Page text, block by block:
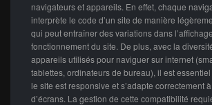
navigateurs et appareils. En effet, chaque
interprète le code d’un site de manière
qui peut entraîner des variations dans
fonctionnement du site. De plus, avec la
appareils utilisés pour naviguer sur internet
tablettes, ordinateurs de bureau), il est essentiel
le site est responsive et s’adapte correctement
d’écrans. La gestion de cette compatibilité